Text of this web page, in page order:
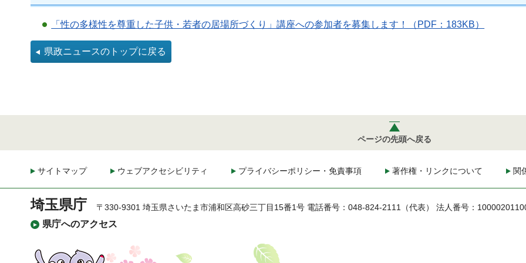
「性の多様性を尊重した子供・若者の居場所づくり」講座への参加者を募集します！（PDF：183KB）
県政ニュースのトップに戻る
ページの先頭へ戻る
サイトマップ ウェブアクセシビリティ プライバシーポリシー・免責事項 著作権・リンクについて 関
埼玉県庁
県庁へのアクセス
〒330-9301 埼玉県さいたま市浦和区高砂三丁目15番1号 電話番号：048-824-2111（代表） 法人番号：